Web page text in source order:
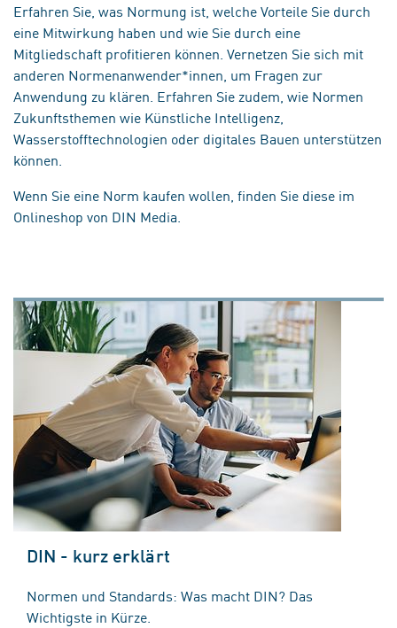
Erfahren Sie, was Normung ist, welche Vorteile Sie durch
eine Mitwirkung haben und wie Sie durch eine
Mitgliedschaft profitieren können. Vernetzen Sie sich mit
anderen Normenanwender*innen, um Fragen zur
Anwendung zu klären. Erfahren Sie zudem, wie Normen
Zukunftsthemen wie Künstliche Intelligenz,
Wasserstofftechnologien oder digitales Bauen unterstützen
können.
Wenn Sie eine Norm kaufen wollen, finden Sie diese im
Onlineshop von DIN Media.
DIN - kurz erklärt
Normen und Standards: Was macht DIN? Das
Wichtigste in Kürze.